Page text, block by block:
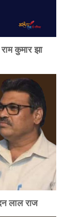
कुमार झा
लाल राज